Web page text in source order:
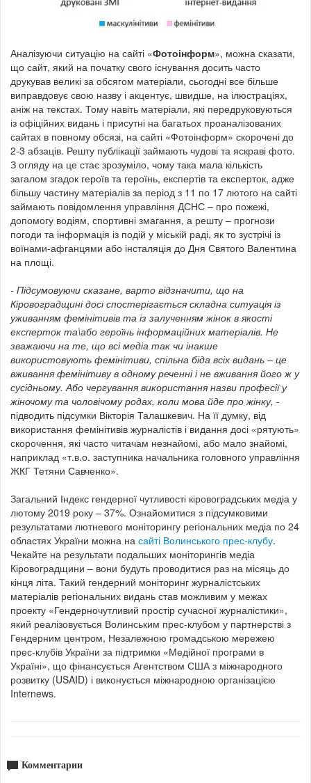
Аналізуючи ситуацію на сайті «Фотоінформ», можна сказати,
що сайт, який на початку свого існування досить часто
друкував великі за обсягом матеріали, сьогодні все більше
виправдовує свою назву і акцентує, швидше, на ілюстраціях,
аніж на текстах. Тому навіть матеріали, які передруковуються
із офіційних видань і присутні на багатьох проаналізованих
сайтах в повному обсязі, на сайті «Фотоінформ» скорочені до
2-3 абзаців. Решту публікації займають чудові та яскраві фото.
З огляду на це стає зрозуміло, чому така мала кількість
загалом згадок героїв та героїнь, експертів та експерток, адже
більшу частину матеріалів за період з 11 по 17 лютого на сайті
займають повідомлення управління ДСНС – про пожежі,
допомогу водіям, спортивні змагання, а решту – прогнози
погоди та інформація із подій у міській раді, як то зустрічі із
воїнами-афганцями або інсталяція до Дня Святого Валентина
на площі.
- Підсумовуючи сказане, варто відзначити, що на
Кіровоградщині досі спостерігається складна ситуація із
уживанням фемінітивів та із залученням жінок в якості
експерток та\або героїнь інформаційних матеріалів. Не
зважаючи на те, що всі медіа так чи інакше
використовують фемінітиви, спільна біда всіх видань – це
вживання фемінітиву в одному реченні і не вживання його ж у
сусідньому. Або чергування використання назви професії у
жіночому та чоловічому родах, коли мова йде про жінку, -
підводить підсумки Вікторія Талашкевич. На її думку, від
використання фемінітивів журналістів і видання досі «рятують»
скорочення, які часто читачам незнайомі, або мало знайомі,
наприклад «т.в.о. заступника начальника головного управління
ЖКГ Тетяни Савченко».
Загальний Індекс гендерної чутливості кіровоградських медіа у
лютому 2019 року – 37%. Ознайомитися з підсумковими
результатами лютневого моніторингу регіональних медіа по 24
областях України можна на сайті Волинського прес-клубу.
Чекайте на результати подальших моніторингів медіа
Кіровоградщини – вони будуть проводитися раз на місяць до
кінця літа. Такий гендерний моніторинг журналістських
матеріалів регіональних видань став можливим у межах
проекту «Гендерночутливий простір сучасної журналістики»,
який реалізовується Волинським прес-клубом у партнерстві з
Гендерним центром, Незалежною громадською мережею
прес-клубів України за підтримки «Медійної програми в
Україні», що фінансується Агентством США з міжнародного
розвитку (USAID) і виконується міжнародною організацією
Internews.
Комментарии